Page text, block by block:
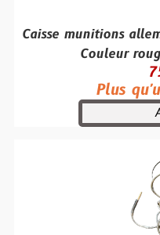
Caisse munitions
Couleur
Plus